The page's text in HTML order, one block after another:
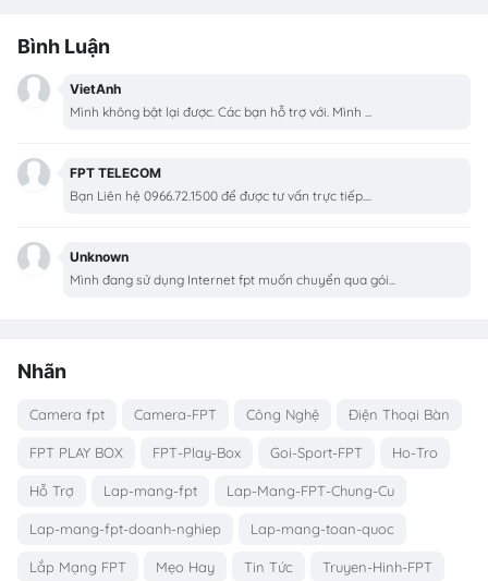
Bình Luận
VietAnh
Mình không bật lại được. Các bạn hỗ trợ với. Mình ...
FPT TELECOM
Bạn Liên hệ 0966.72.1500 để được tư vấn trực tiếp....
Unknown
Mình đang sử dụng Internet fpt muốn chuyển qua gói...
Nhãn
Camera fpt Camera-FPT Công Nghệ Điện Thoại Bàn
FPT PLAY BOX FPT-Play-Box Goi-Sport-FPT Ho-Tro
Hỗ Trợ Lap-mang-fpt Lap-Mang-FPT-Chung-Cu
Lap-mang-fpt-doanh-nghiep Lap-mang-toan-quoc
Lắp Mạng FPT Mẹo Hay Tin Tức Truyen-Hinh-FPT